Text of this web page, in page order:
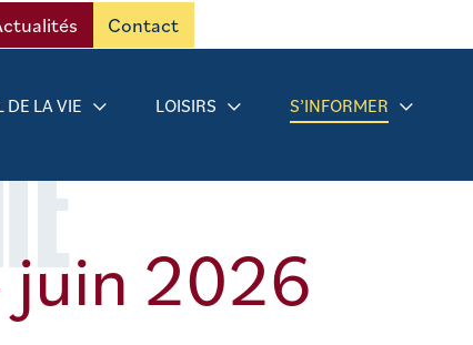
Contact
DE LA VIE LOISIRS S’INFORMER
juin 2026